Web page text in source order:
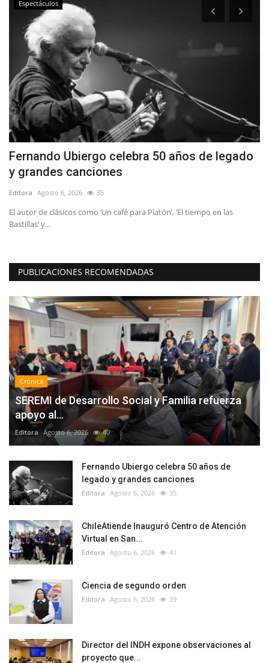
Espectáculos
Fernando Ubiergo celebra 50 años de legado
y grandes canciones
Editora Agosto 6, 2026 35
El autor de clásicos como ‘Un café para Platón’, ‘El tiempo en las
Bastillas’ y...
PUBLICACIONES RECOMENDADAS
Crónica
SEREMI de Desarrollo Social y Familia refuerza
apoyo al...
Editora Agosto 6, 2026 40
Fernando Ubiergo celebra 50 años de
legado y grandes canciones
Editora Agosto 6, 2026 35
ChileAtiende Inauguró Centro de Atención
Virtual en San...
Editora Agosto 6, 2026 41
Ciencia de segundo orden
Editora Agosto 6, 2026 39
Director del INDH expone observaciones al
proyecto que...